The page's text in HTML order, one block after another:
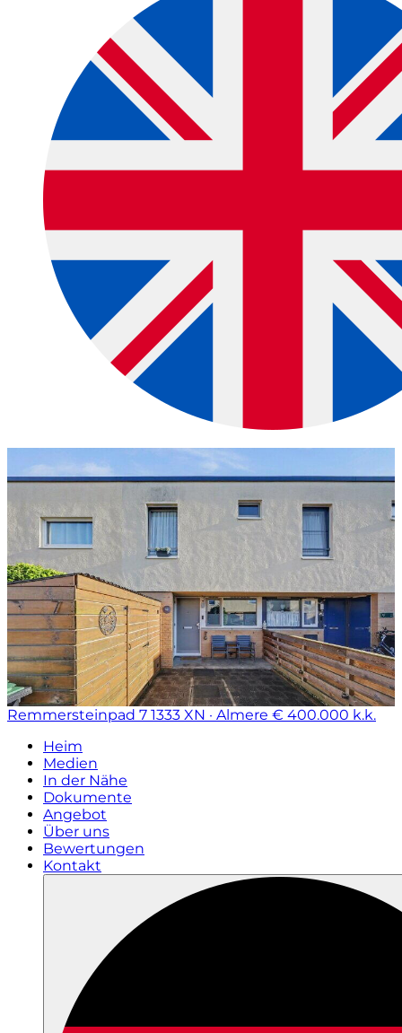
Remmersteinpad 7 1333 XN · Almere € 400.000 k.k.
Heim
Medien
In der Nähe
Dokumente
Angebot
Über uns
Bewertungen
Kontakt